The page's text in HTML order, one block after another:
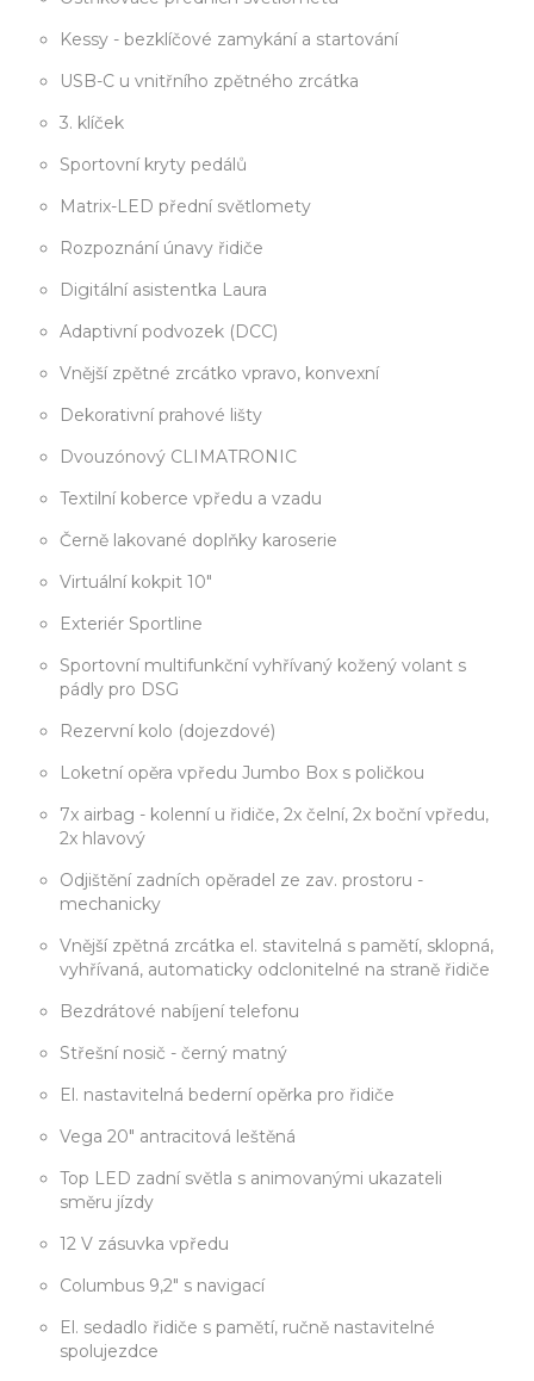
Kessy - bezklíčové zamykání a startování
USB-C u vnitřního zpětného zrcátka
3. klíček
Sportovní kryty pedálů
Matrix-LED přední světlomety
Rozpoznání únavy řidiče
Digitální asistentka Laura
Adaptivní podvozek (DCC)
Vnější zpětné zrcátko vpravo, konvexní
Dekorativní prahové lišty
Dvouzónový CLIMATRONIC
Textilní koberce vpředu a vzadu
Černě lakované doplňky karoserie
Virtuální kokpit 10"
Exteriér Sportline
Sportovní multifunkční vyhřívaný kožený volant s
pádly pro DSG
Rezervní kolo (dojezdové)
Loketní opěra vpředu Jumbo Box s poličkou
7x airbag - kolenní u řidiče, 2x čelní, 2x boční vpředu,
2x hlavový
Odjištění zadních opěradel ze zav. prostoru -
mechanicky
Vnější zpětná zrcátka el. stavitelná s pamětí, sklopná,
vyhřívaná, automaticky odclonitelné na straně řidiče
Bezdrátové nabíjení telefonu
Střešní nosič - černý matný
El. nastavitelná bederní opěrka pro řidiče
Vega 20" antracitová leštěná
Top LED zadní světla s animovanými ukazateli
směru jízdy
12 V zásuvka vpředu
Columbus 9,2" s navigací
El. sedadlo řidiče s pamětí, ručně nastavitelné
spolujezdce